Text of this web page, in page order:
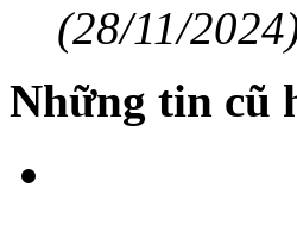
(28/11/
Những tin cũ